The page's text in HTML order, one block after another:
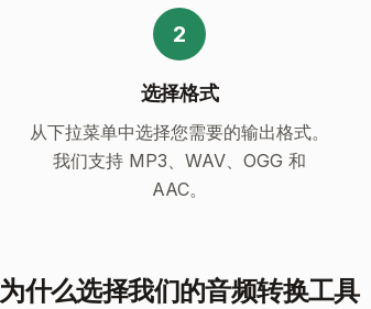
2
选择格式
从下拉菜单中选择您需要的输出格式。
我们支持 MP3、WAV、OGG 和
AAC。
为什么选择我们的音频转换工具